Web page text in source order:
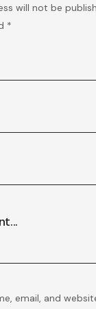
will not be
*
email, and